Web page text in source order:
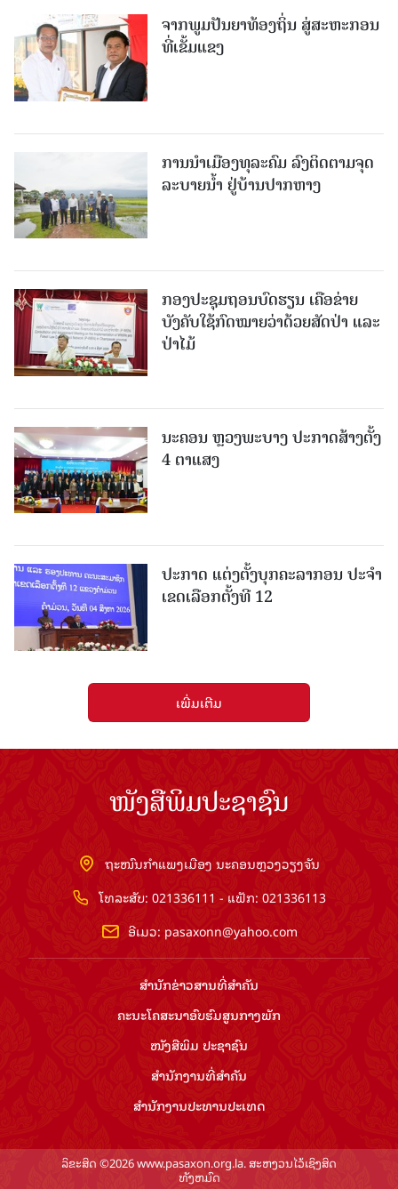
ຈາກພູມປັນຍາທ້ອງຖິ່ນ ສູ່ສະຫະກອນ
ທີ່ເຂັ້ມແຂງ
ການນໍາເມືອງທຸລະຄົມ ລົງຕິດຕາມຈຸດ
ລະບາຍນໍ້າ ຢູ່ບ້ານປາກຫາງ
ກອງປະຊຸມຖອນບົດຮຽນ ເຄືອຂ່າຍ
ບັງຄັບໃຊ້ກົດໝາຍວ່າດ້ວຍສັດປ່າ ແລະ
ປ່າໄມ້
ນະຄອນ ຫຼວງພະບາງ ປະ​ກາດ​ສ້າງ​ຕັ້ງ
4 ຕາແສງ
ປະກາດ ແຕ່ງຕັ້ງບຸກຄະລາກອນ ປະຈໍາ
ເຂດເລືອກຕັ້ງທີ 12
ເພີ່ມເຕີມ
ໜັງສືພິມປະຊາຊົນ
ຖະໜົນກຳແພງເມືອງ ນະຄອນຫຼວງວຽງຈັນ
ໂທລະສັບ: 021336111 - ແຟັກ: 021336113
ອີເມວ: pasaxonn@yahoo.com
ສຳ​ນັກ​ຂ່າວ​ສານ​ທີ່​ສຳ​ຄັນ​
ຄະນະໂຄສະນາອົບຮົມ​ສູນ​ກາງ​ພັກ
ໜັງສືພິມ ປະ​ຊາ​ຊົນ
ສຳ​ນັກ​ງານ​ທີ່​ສຳ​ຄັນ
ສຳ​ນັກ​ງານ​ປະ​ທານ​ປະ​ເທດ
ລິຂະສິດ ©2026 www.pasaxon.org.la. ສະຫງວນໄວ້ເຊິງສິດ
ທັງຫມົດ